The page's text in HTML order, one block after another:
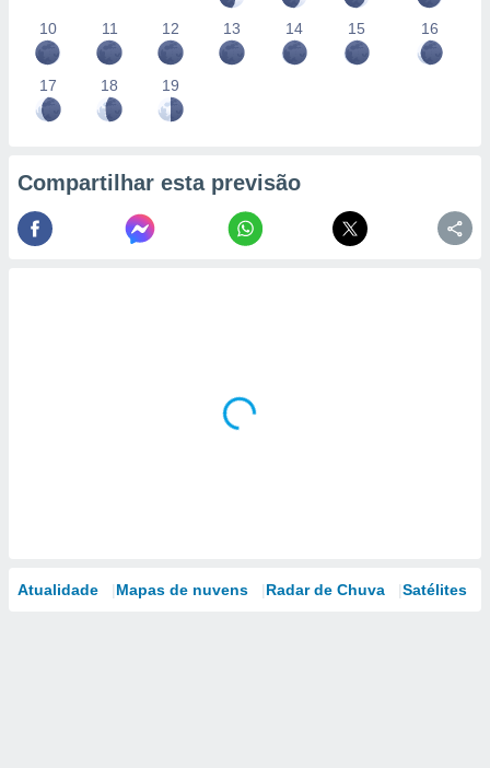
10 11 12 13 14 15 16
17 18 19
Compartilhar esta previsão
Atualidade Mapas de nuvens Radar de Chuva Satélites